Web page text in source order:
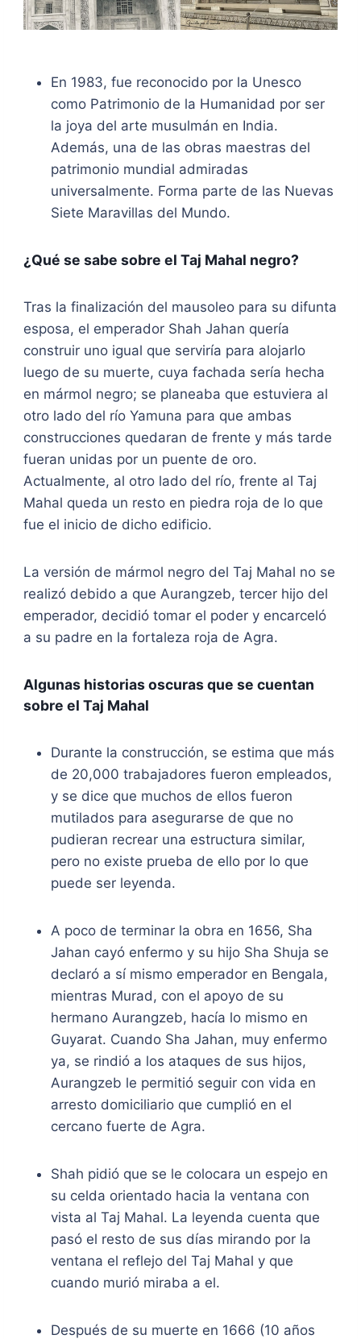
En 1983, fue reconocido por la Unesco
como Patrimonio de la Humanidad por ser
la joya del arte musulmán en India.
Además, una de las obras maestras del
patrimonio mundial admiradas
universalmente. Forma parte de las Nuevas
Siete Maravillas del Mundo.
¿Qué se sabe sobre el Taj Mahal negro?
Tras la finalización del mausoleo para su difunta
esposa, el emperador Shah Jahan quería
construir uno igual que serviría para alojarlo
luego de su muerte, cuya fachada sería hecha
en mármol negro; se planeaba que estuviera al
otro lado del río Yamuna para que ambas
construcciones quedaran de frente y más tarde
fueran unidas por un puente de oro.
Actualmente, al otro lado del río, frente al Taj
Mahal queda un resto en piedra roja de lo que
fue el inicio de dicho edificio.
La versión de mármol negro del Taj Mahal no se
realizó debido a que Aurangzeb, tercer hijo del
emperador, decidió tomar el poder y encarceló
a su padre en la fortaleza roja de Agra.
Algunas historias oscuras que se cuentan
sobre el Taj Mahal
Durante la construcción, se estima que más
de 20,000 trabajadores fueron empleados,
y se dice que muchos de ellos fueron
mutilados para asegurarse de que no
pudieran recrear una estructura similar,
pero no existe prueba de ello por lo que
puede ser leyenda.
A poco de terminar la obra en 1656, Sha
Jahan cayó enfermo y su hijo Sha Shuja se
declaró a sí mismo emperador en Bengala,
mientras Murad, con el apoyo de su
hermano Aurangzeb, hacía lo mismo en
Guyarat. Cuando Sha Jahan, muy enfermo
ya, se rindió a los ataques de sus hijos,
Aurangzeb le permitió seguir con vida en
arresto domiciliario que cumplió en el
cercano fuerte de Agra.
Shah pidió que se le colocara un espejo en
su celda orientado hacia la ventana con
vista al Taj Mahal. La leyenda cuenta que
pasó el resto de sus días mirando por la
ventana el reflejo del Taj Mahal y que
cuando murió miraba a el.
Después de su muerte en 1666 (10 años